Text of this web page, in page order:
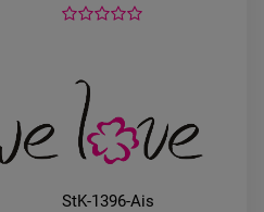
StK-1396-Ais